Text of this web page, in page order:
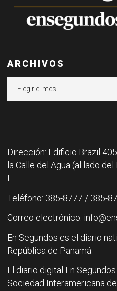
ARCHIVOS
Dirección: Edificio Brazil
la Calle del Agua (al lado
F.
Teléfono: 385-8777 / 385-
Correo electrónico:
En Segundos es el diario
República de Panamá.
El diario digital En
Sociedad Interamericana